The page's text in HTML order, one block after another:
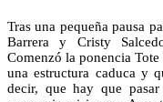
Tras una pequeña pausa
Barrera y Cristy
Comenzó la ponencia
una estructura caduca y
decir, que hay que